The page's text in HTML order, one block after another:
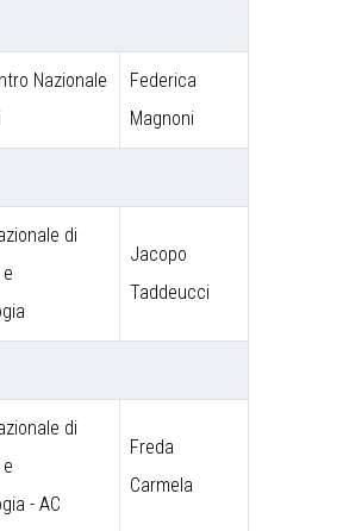
Nazionale
Federica
Magnoni
di
Jacopo
Taddeucci
di
- AC
Freda
Carmela